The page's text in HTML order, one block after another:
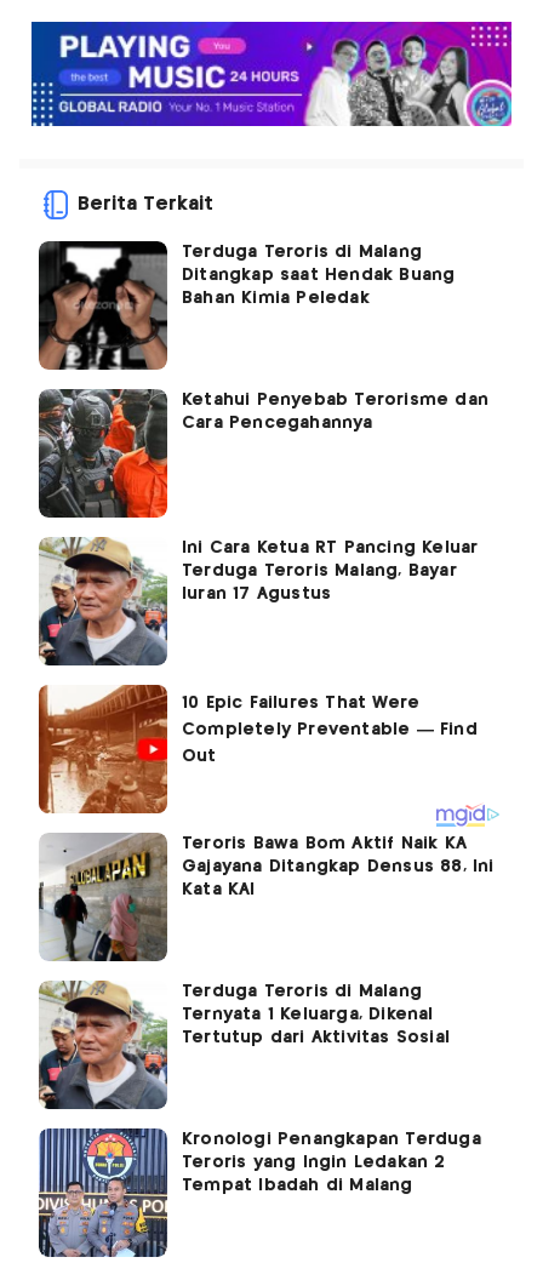
Berita Terkait
Terduga Teroris di Malang
Ditangkap saat Hendak Buang
Bahan Kimia Peledak
Ketahui Penyebab Terorisme dan
Cara Pencegahannya
Ini Cara Ketua RT Pancing Keluar
Terduga Teroris Malang, Bayar
Iuran 17 Agustus
Teroris Bawa Bom Aktif Naik KA
Gajayana Ditangkap Densus 88, Ini
Kata KAI
Terduga Teroris di Malang
Ternyata 1 Keluarga, Dikenal
Tertutup dari Aktivitas Sosial
Kronologi Penangkapan Terduga
Teroris yang Ingin Ledakan 2
Tempat Ibadah di Malang